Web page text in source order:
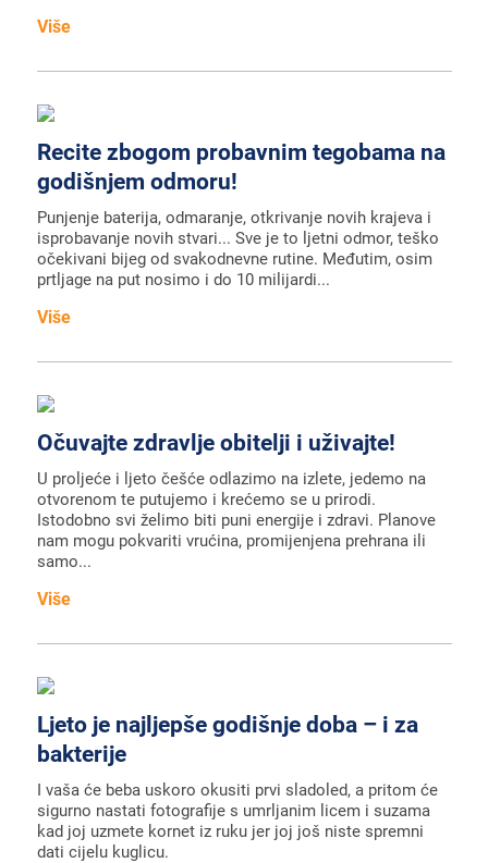
Više
Recite zbogom probavnim tegobama na
godišnjem odmoru!
Punjenje baterija, odmaranje, otkrivanje novih krajeva i
isprobavanje novih stvari... Sve je to ljetni odmor, teško
očekivani bijeg od svakodnevne rutine. Međutim, osim
prtljage na put nosimo i do 10 milijardi...
Više
Očuvajte zdravlje obitelji i uživajte!
U proljeće i ljeto češće odlazimo na izlete, jedemo na
otvorenom te putujemo i krećemo se u prirodi.
Istodobno svi želimo biti puni energije i zdravi. Planove
nam mogu pokvariti vrućina, promijenjena prehrana ili
samo...
Više
Ljeto je najljepše godišnje doba – i za
bakterije
I vaša će beba uskoro okusiti prvi sladoled, a pritom će
sigurno nastati fotografije s umrljanim licem i suzama
kad joj uzmete kornet iz ruku jer joj još niste spremni
dati cijelu kuglicu.